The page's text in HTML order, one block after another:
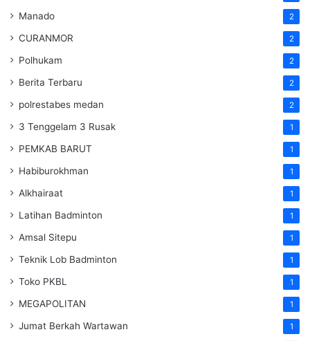
Manado 2
CURANMOR 2
Polhukam 2
Berita Terbaru 2
polrestabes medan 2
3 Tenggelam 3 Rusak 1
PEMKAB BARUT 1
Habiburokhman 1
Alkhairaat 1
Latihan Badminton 1
Amsal Sitepu 1
Teknik Lob Badminton 1
Toko PKBL 1
MEGAPOLITAN 1
Jumat Berkah Wartawan 1